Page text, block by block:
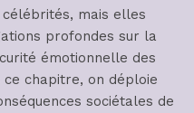
mais elles
profondes sur la
émotionnelle des
chapitre, on déploie
sociétales de